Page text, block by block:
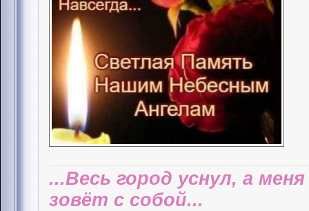
...Весь город уснул, а
зовёт с собой...